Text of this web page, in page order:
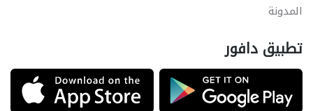
المدونة
تطبيق دافور